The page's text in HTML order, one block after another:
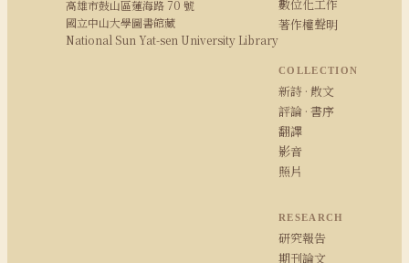
高雄市鼓山區蓮海路 70 號
國立中山大學圖書館藏
National Sun Yat-sen University Library
數位化工作
著作權聲明
COLLECTION
新詩 · 散文
評論 · 書序
翻譯
影音
照片
RESEARCH
研究報告
期刊論文